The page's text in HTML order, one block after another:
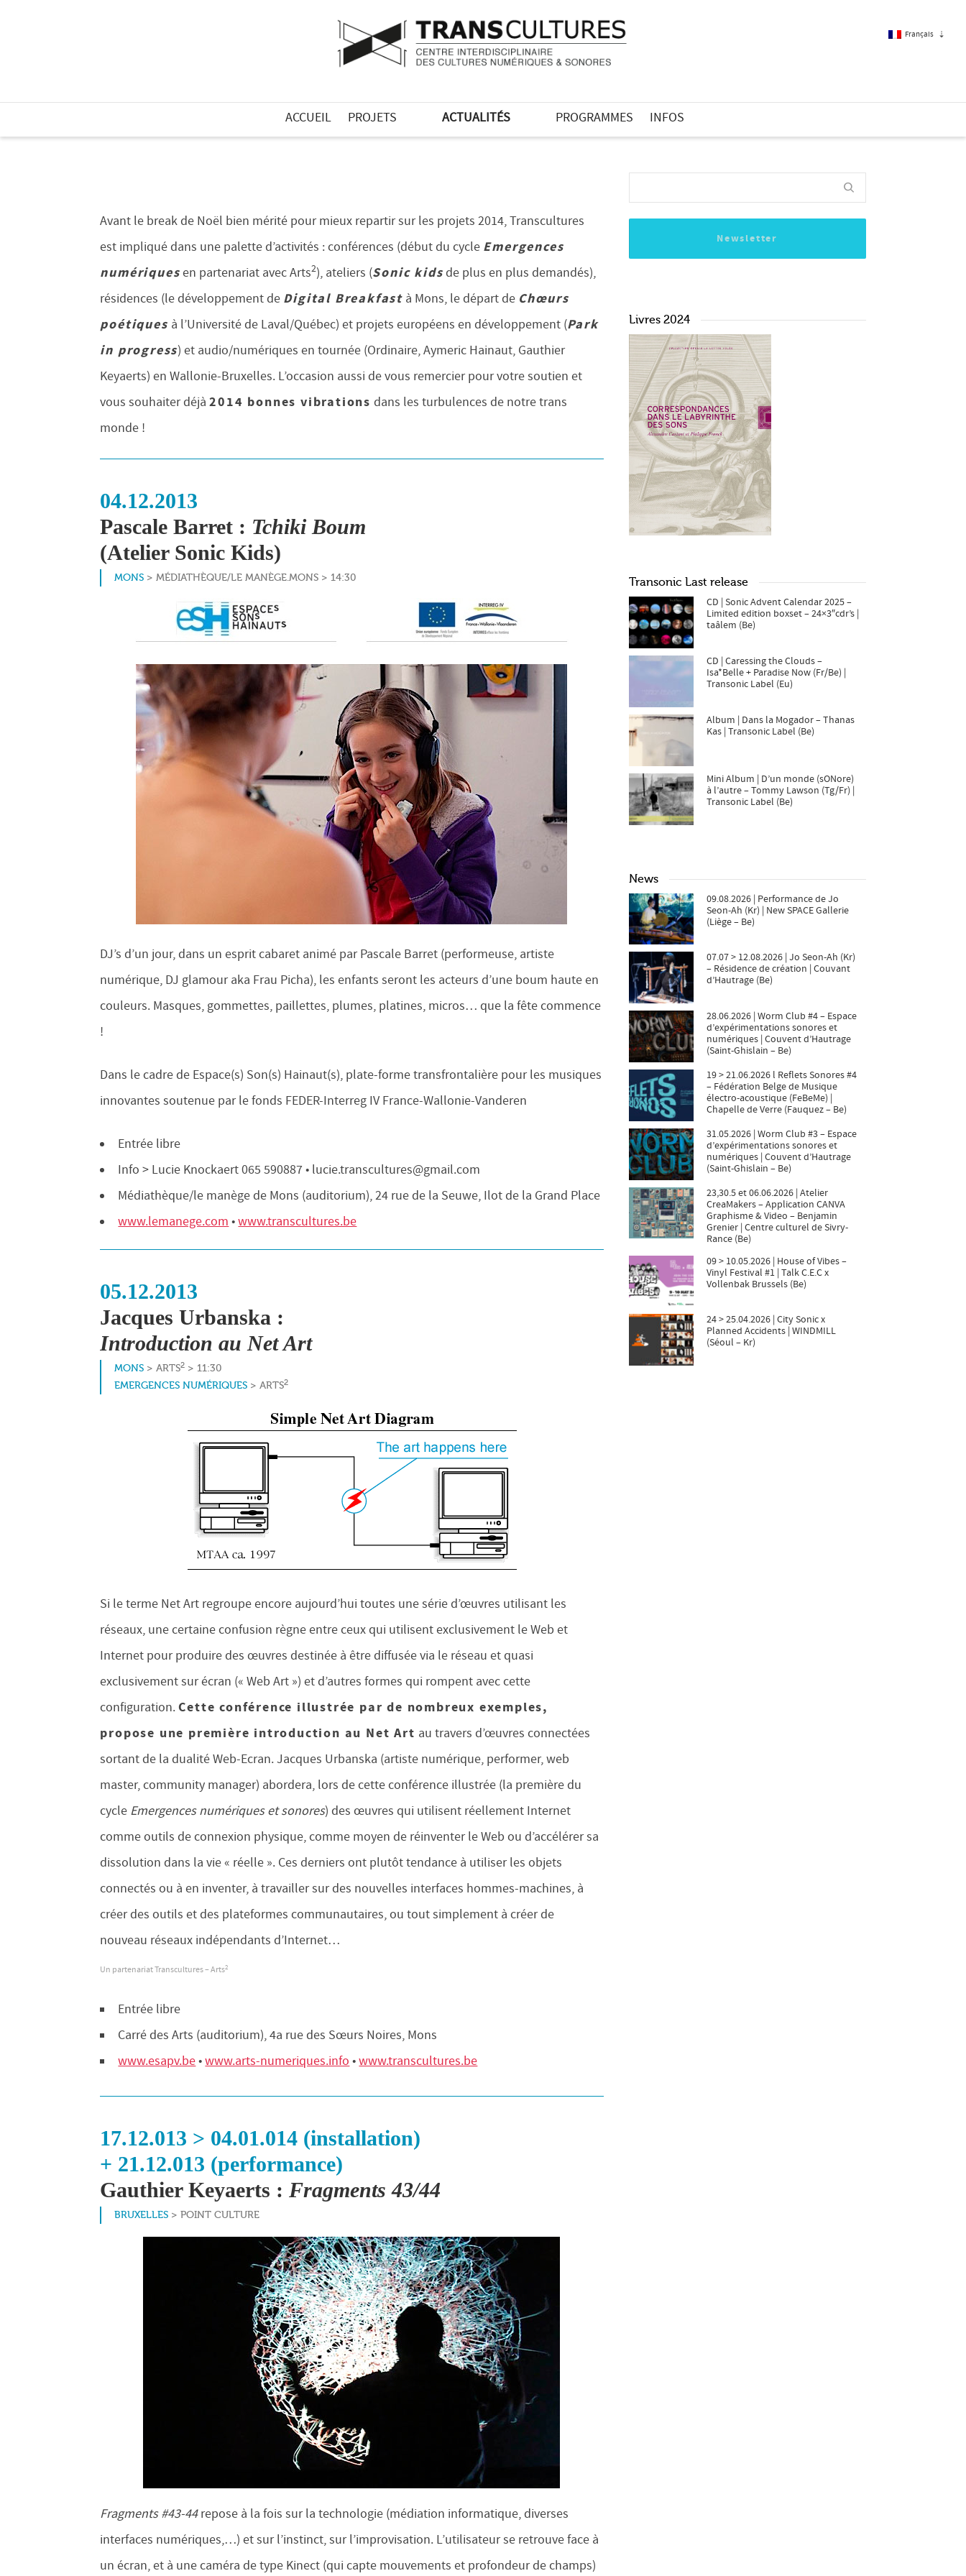
Français
ACCUEIL PROJETS ACTUALITÉS PROGRAMMES INFOS
Avant le break de Noël bien mérité pour mieux repartir sur les projets 2014, Transcultures
est impliqué dans une palette d’activités : conférences (début du cycle Emergences
numériquesen partenariat avec Arts2), ateliers (Sonic kidsde plus en plus demandés),
résidences (le développement de Digital Breakfast à Mons, le départ de Chœurs
poétiques à l’Université de Laval/Québec) et projets européens en développement (Park
in progress) et audio/numériques en tournée (Ordinaire, Aymeric Hainaut, Gauthier
Keyaerts) en Wallonie-Bruxelles. L’occasion aussi de vous remercier pour votre soutien et
vous souhaiter déjà2014 bonnes vibrations dans les turbulences de notre trans
monde !
04.12.2013
Pascale Barret : Tchiki Boum
(Atelier Sonic Kids)
MONS > MÉDIATHÈQUE/LE MANÈGE.MONS > 14:30
DJ’s d’un jour, dans un esprit cabaret animé par Pascale Barret (performeuse, artiste
numérique, DJ glamour aka Frau Picha), les enfants seront les acteurs d’une boum haute en
couleurs. Masques, gommettes, paillettes, plumes, platines, micros… que la fête commence
!
Dans le cadre de Espace(s) Son(s) Hainaut(s), plate-forme transfrontalière pour les musiques
innovantes soutenue par le fonds FEDER-Interreg IV France-Wallonie-Vanderen
Entrée libre
Info > Lucie Knockaert 065 590887 • lucie.transcultures@gmail.com
Médiathèque/le manège de Mons (auditorium), 24 rue de la Seuwe, Ilot de la Grand Place
www.lemanege.com •www.transcultures.be
05.12.2013
Jacques Urbanska :
Introduction au Net Art
MONS > ARTS2 > 11:30
EMERGENCES NUMÉRIQUES > ARTS2
Si le terme Net Art regroupe encore aujourd’hui toutes une série d’œuvres utilisant les
réseaux, une certaine confusion règne entre ceux qui utilisent exclusivement le Web et
Internet pour produire des œuvres destinée à être diffusée via le réseau et quasi
exclusivement sur écran (« Web Art ») et d’autres formes qui rompent avec cette
configuration.Cette conférence illustrée par de nombreux exemples,
propose une première introduction au Net Art au travers d’œuvres connectées
sortant de la dualité Web-Ecran. Jacques Urbanska (artiste numérique, performer, web
master, community manager) abordera, lors de cette conférence illustrée (la première du
cycle Emergences numériques et sonores) des œuvres qui utilisent réellement Internet
comme outils de connexion physique, comme moyen de réinventer le Web ou d’accélérer sa
dissolution dans la vie « réelle ». Ces derniers ont plutôt tendance à utiliser les objets
connectés ou à en inventer, à travailler sur des nouvelles interfaces hommes-machines, à
créer des outils et des plateformes communautaires, ou tout simplement à créer de
nouveau réseaux indépendants d’Internet…
Un partenariat Transcultures – Arts2
Entrée libre
Carré des Arts (auditorium), 4a rue des Sœurs Noires, Mons
www.esapv.be•www.arts-numeriques.info •www.transcultures.be
17.12.013 > 04.01.014 (installation)
+ 21.12.013 (performance)
Gauthier Keyaerts :Fragments 43/44
BRUXELLES > POINT CULTURE
Fragments #43-44repose à la fois sur la technologie (médiation informatique, diverses
interfaces numériques,…) et sur l’instinct, sur l’improvisation. L’utilisateur se retrouve face à
un écran, et à une caméra de type Kinect (qui capte mouvements et profondeur de champs)
Newsletter
Livres 2024
Transonic Last release
CD | Sonic Advent Calendar 2025 –
Limited edition boxset – 24×3″cdr’s |
taâlem (Be)
CD | Caressing the Clouds –
Isa*Belle + Paradise Now (Fr/Be) |
Transonic Label (Eu)
Album | Dans la Mogador – Thanas
Kas | Transonic Label (Be)
Mini Album | D’un monde (sONore)
à l’autre – Tommy Lawson (Tg/Fr) |
Transonic Label (Be)
News
09.08.2026 | Performance de Jo
Seon-Ah (Kr) | New SPACE Gallerie
(Liège – Be)
07.07 > 12.08.2026 | Jo Seon-Ah (Kr)
– Résidence de création | Couvant
d’Hautrage (Be)
28.06.2026 | Worm Club #4 – Espace
d’expérimentations sonores et
numériques | Couvent d’Hautrage
(Saint-Ghislain – Be)
19 > 21.06.2026 l Reflets Sonores #4
– Fédération Belge de Musique
électro-acoustique (FeBeMe) |
Chapelle de Verre (Fauquez – Be)
31.05.2026 | Worm Club #3 – Espace
d’expérimentations sonores et
numériques | Couvent d’Hautrage
(Saint-Ghislain – Be)
23,30.5 et 06.06.2026 | Atelier
CreaMakers – Application CANVA
Graphisme & Video – Benjamin
Grenier | Centre culturel de Sivry-
Rance (Be)
09 > 10.05.2026 | House of Vibes –
Vinyl Festival #1 | Talk C.E.C x
Vollenbak Brussels (Be)
24 > 25.04.2026 | City Sonic x
Planned Accidents | WINDMILL
(Séoul – Kr)